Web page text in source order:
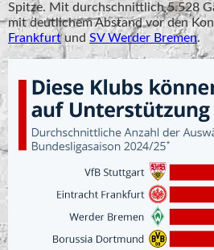
Spitze. Mit durchschnittlich 5.528
mit deutlichem Abstand vor den
Frankfurtund SV Werder Bremen.